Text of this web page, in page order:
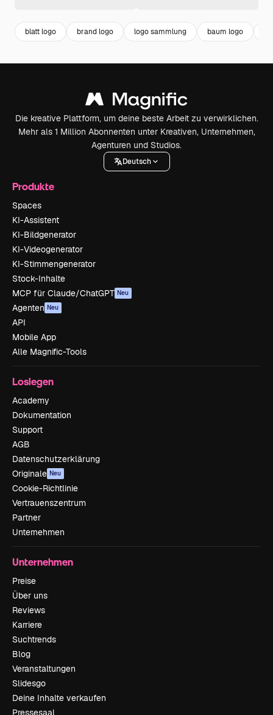
blatt logo brand logo logo sammlung baum logo
Die kreative Plattform, um deine beste Arbeit zu verwirklichen.
Mehr als 1 Million Abonnenten unter Kreativen, Unternehmen,
Agenturen und Studios.
Deutsch
Produkte
Spaces
KI-Assistent
KI-Bildgenerator
KI-Videogenerator
KI-Stimmengenerator
Stock-Inhalte
MCP für Claude/ChatGPT Neu
Agenten Neu
API
Mobile App
Alle Magnific-Tools
Loslegen
Academy
Dokumentation
Support
AGB
Datenschutzerklärung
Originale Neu
Cookie-Richtlinie
Vertrauenszentrum
Partner
Unternehmen
Unternehmen
Preise
Über uns
Reviews
Karriere
Suchtrends
Blog
Veranstaltungen
Slidesgo
Deine Inhalte verkaufen
Pressesaal